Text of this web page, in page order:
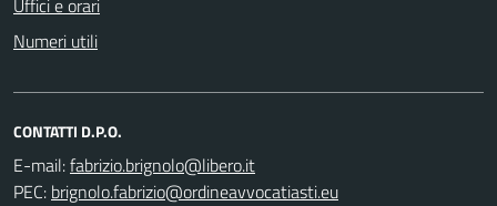
Numeri utili
CONTATTI D.P.O.
E-mail:
PEC: